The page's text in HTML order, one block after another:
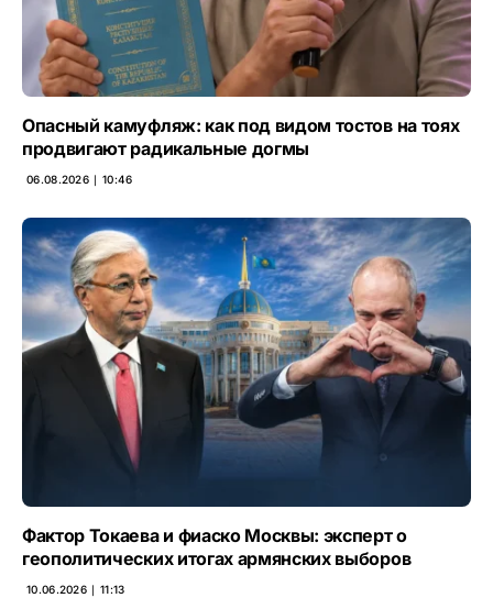
Опасный камуфляж: как под видом тостов на тоях
продвигают радикальные догмы
06.08.2026 ∣ 10:46
Фактор Токаева и фиаско Москвы: эксперт о
геополитических итогах армянских выборов
10.06.2026 ∣ 11:13